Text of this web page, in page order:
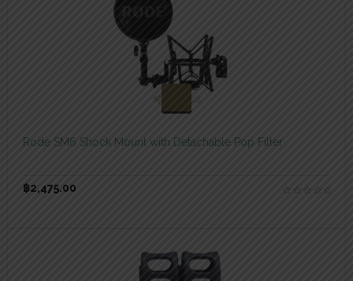
Rode SM6 Shock Mount with Detachable Pop Filter
฿2,475.00